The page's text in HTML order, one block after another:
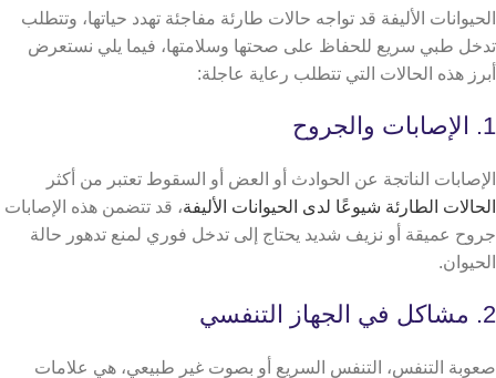
الحيوانات الأليفة قد تواجه حالات طارئة مفاجئة تهدد حياتها، وتتطلب
تدخل طبي سريع للحفاظ على صحتها وسلامتها، فيما يلي نستعرض
أبرز هذه الحالات التي تتطلب رعاية عاجلة:
1. الإصابات والجروح
الإصابات الناتجة عن الحوادث أو العض أو السقوط تعتبر من أكثر
الحالات الطارئة شيوعًا لدى الحيوانات الأليفة، قد تتضمن هذه الإصابات
جروح عميقة أو نزيف شديد يحتاج إلى تدخل فوري لمنع تدهور حالة
الحيوان.
2. مشاكل في الجهاز التنفسي
صعوبة التنفس، التنفس السريع أو بصوت غير طبيعي، هي علامات